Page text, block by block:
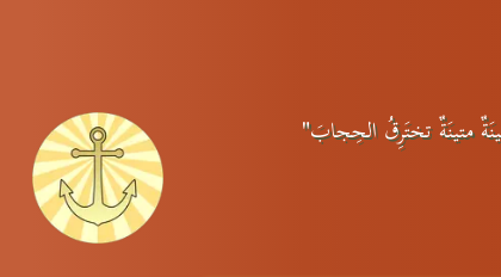
متينَةٌ تختَرِقُ الحِجابَ"